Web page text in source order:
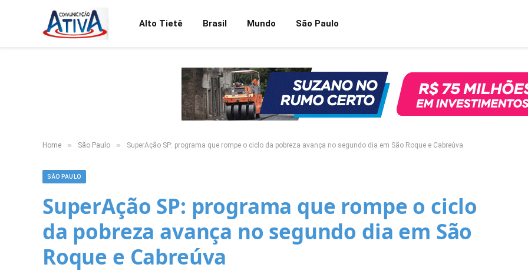
Alto Tietê Brasil Mundo São Paulo
Home » São Paulo » SuperAção SP: programa que rompe o ciclo da pobreza avança no segundo dia em São Roque e Cabreúva
SÃO PAULO
SuperAção SP: programa que rompe o ciclo
da pobreza avança no segundo dia em São
Roque e Cabreúva